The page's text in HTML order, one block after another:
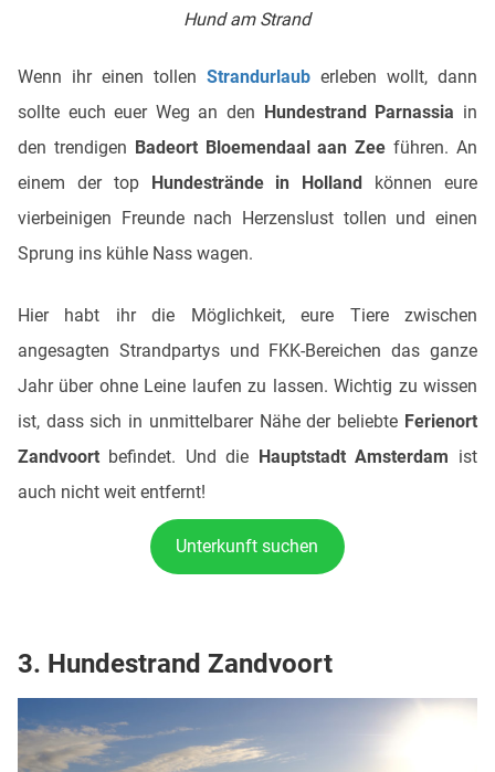
Hund am Strand
Wenn ihr einen tollen Strandurlauberleben wollt, dann
sollte euch euer Weg an den
Hundestrand Parnassia in
den trendigen Badeort Bloemendaal aan Zee führen. An
einem der topHundestrände in Holland können eure
vierbeinigen Freunde nach Herzenslust tollen und einen
Sprung ins kühle Nass wagen.
Hier habt ihr die Möglichkeit, eure Tiere zwischen
angesagten Strandpartys und FKK-Bereichen das ganze
Jahr über ohne Leine laufen zu lassen. Wichtig zu wissen
ist, dass sich in unmittelbarer Nähe der beliebte Ferienort
Zandvoort befindet. Und die Hauptstadt Amsterdam ist
auch nicht weit entfernt!
Unterkunft suchen
3. Hundestrand Zandvoort